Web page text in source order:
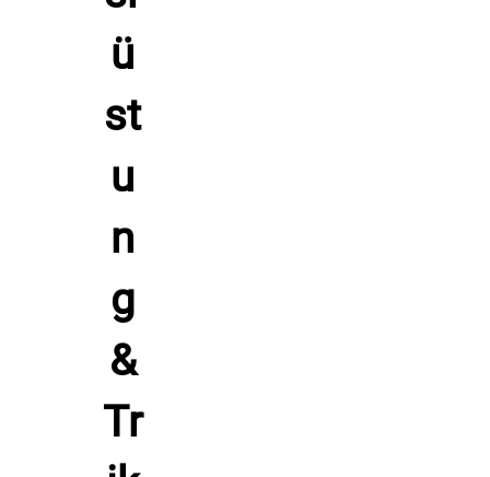
und verzichte auf Bleichmittel. Drehe Jacke und Hose zum
Das fühlt sich gut an. Zieh den Reißverschluss hoch, setze
den ersten Schritt und spüre die leichte Beweglichkeit in
ACERBIS in Schwarz-Weiß bleibst du fokussiert, läufst frei
und wirkst im Teamauftritt klar und dynamisch.